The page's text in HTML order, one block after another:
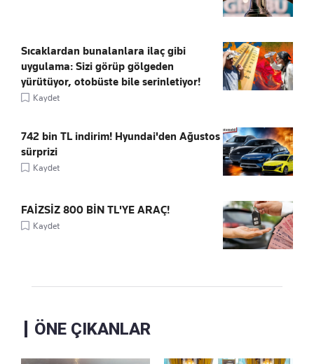
Sıcaklardan bunalanlara ilaç gibi
uygulama: Sizi görüp gölgeden
yürütüyor, otobüste bile serinletiyor!
Kaydet
742 bin TL indirim! Hyundai'den Ağustos
sürprizi
Kaydet
FAİZSİZ 800 BİN TL'YE ARAÇ!
Kaydet
ÖNE ÇIKANLAR